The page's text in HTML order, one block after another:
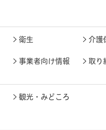
衛生 介護
事業者向け情報 取り
観光・みどころ